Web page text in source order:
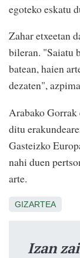
egoteko eskatu
Zahar etxeetan
bileran. "Saiatu
batean, haien
dezaten",
Arabako Gorrak
ditu
Gasteizko
nahi duen
arte.
GIZARTEA
Izan